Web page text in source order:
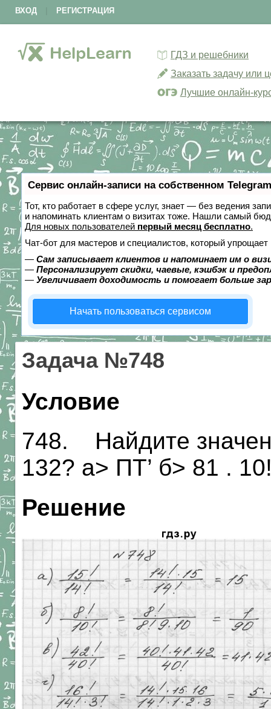
ВХОД РЕГИСТРАЦИЯ
ГДЗ и решебники
Заказать задачу или
Лучшие онлайн-
Сервис онлайн-записи на собственном
Тот, кто работает в сфере услуг, знает — без ведения
и напоминать клиентам о визитах тоже. Нашли самый
Для новых пользователей первый месяц бесплатно.
Чат-бот для мастеров и специалистов, который упрощает
— Сам записывает клиентов и напоминает им о
— Персонализирует скидки, чаевые, кэшбэк и
— Увеличивает доходимость и помогает больше
Начать пользоваться сервисом
Задача №748
Условие
748. Найдите
132? а> ПТ’ б> 81 .
Решение